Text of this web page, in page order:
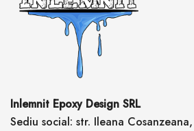
Inlemnit Epoxy Design SRL
Sediu social: str. Ileana